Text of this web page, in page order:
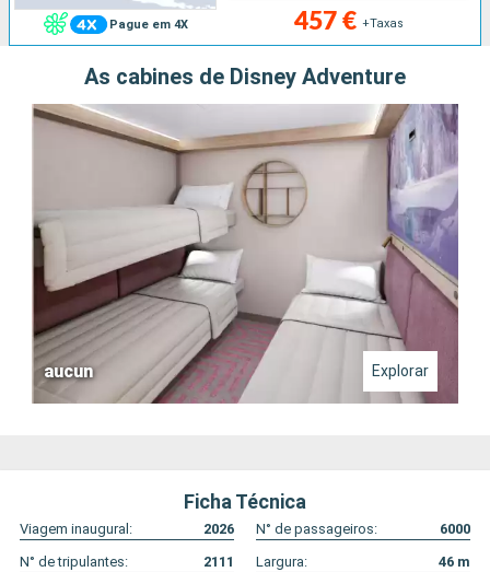
Pague em 4X 457 € +Taxas
As cabines de Disney Adventure
aucun Explorar
Ficha Técnica
Viagem inaugural: 2026 N° de passageiros:
6000
N° de tripulantes:
2111 Largura: 46 m